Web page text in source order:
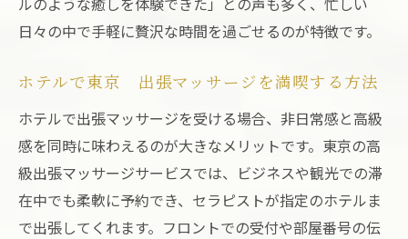
日々の中で手軽に贅沢な時間を過ごせるのが特徴です。
ホテルで東京 出張マッサージを満喫する方法
ホテルで出張マッサージを受ける場合、非日常感と高級
感を同時に味わえるのが大きなメリットです。東京の高
級出張マッサージサービスでは、ビジネスや観光での滞
在中でも柔軟に予約でき、セラピストが指定のホテルま
で出張してくれます。フロントでの受付や部屋番号の伝